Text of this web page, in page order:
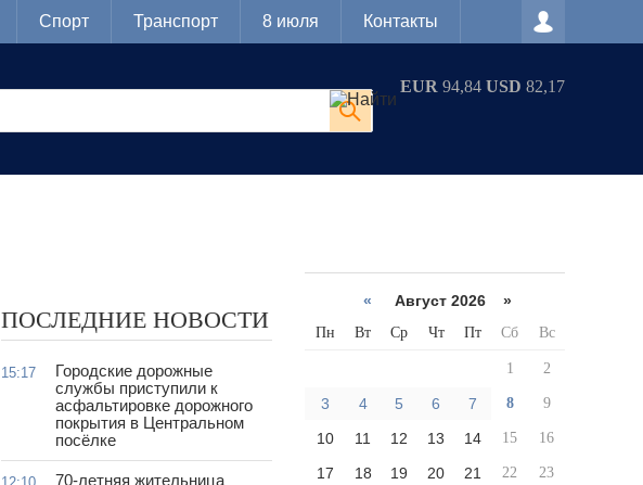
Спорт Транспорт 8 июля Контакты
EUR 94,84 USD 82,17
ПОСЛЕДНИЕ НОВОСТИ
15:17
Городские дорожные
службы приступили к
асфальтировке дорожного
покрытия в Центральном
посёлке
70-летняя жительница
« Август 2026 »
Пн Вт Ср Чт Пт Сб Вс
1 2
3 4 5 6 7 8 9
10 11 12 13 14 15 16
17 18 19 20 21 22 23